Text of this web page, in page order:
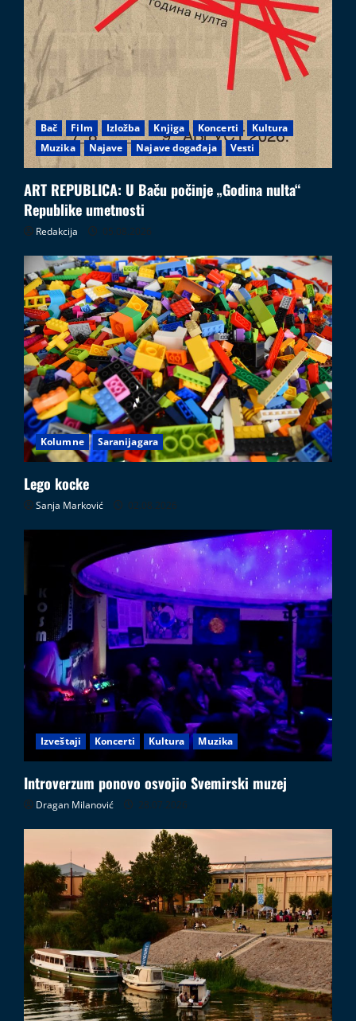
Bač Film Izložba Knjiga Koncerti
Kultura
Muzika
Najave Najave događaja Vesti
ART REPUBLICA: U Baču počinje „Godina nulta“
Republike umetnosti
Redakcija 05.08.2026
Kolumne Saranijagara
Lego kocke
Sanja Marković 02.08.2026
Izveštaji Koncerti Kultura Muzika
Introverzum ponovo osvojio Svemirski muzej
Dragan Milanović 28.07.2026